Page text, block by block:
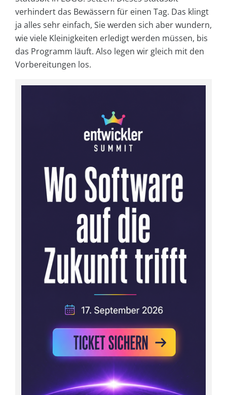
verhindert das Bewässern für einen Tag. Das klingt
ja alles sehr einfach, Sie werden sich aber wundern,
wie viele Kleinigkeiten erledigt werden müssen, bis
das Programm läuft. Also legen wir gleich mit den
Vorbereitungen los.